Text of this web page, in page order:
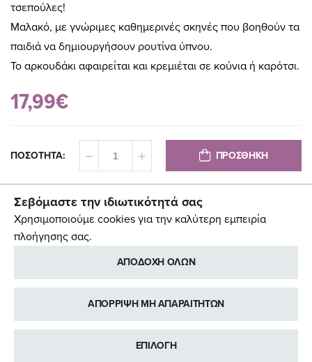
τσεπούλες!
Μαλακό, με γνώριμες καθημερινές σκηνές που βοηθούν τα
παιδιά να δημιουργήσουν ρουτίνα ύπνου.
Το αρκουδάκι αφαιρείται και κρεμιέται σε κούνια ή καρότσι.
17,99€
ΠΟΣΟΤΗΤΑ: ΠΡΟΣΘΗΚΗ
Σεβόμαστε την ιδιωτικότητά σας
Χρησιμοποιούμε cookies για την καλύτερη εμπειρία
πλοήγησης σας.
ΑΠΟΔΟΧΗ ΟΛΩΝ
ΑΠΟΡΡΙΨΗ ΜΗ ΑΠΑΡΑΙΤΗΤΩΝ
ΕΠΙΛΟΓΗ